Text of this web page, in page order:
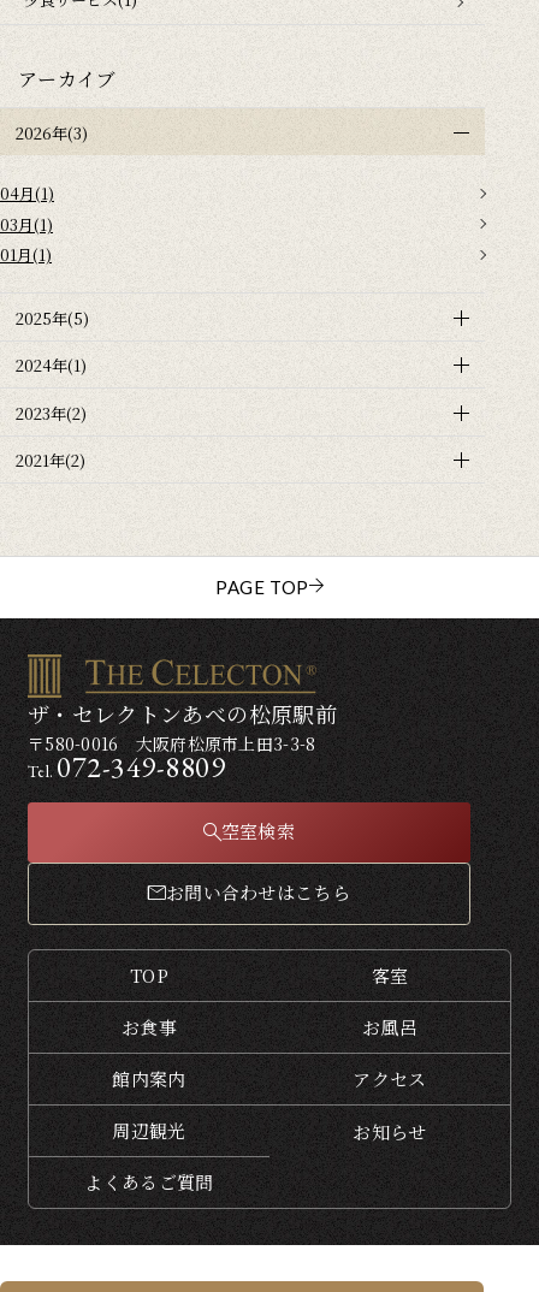
アーカイブ
2026年(3)
04月(1)
03月(1)
01月(1)
2025年(5)
2024年(1)
2023年(2)
2021年(2)
PAGE TOP
ザ・セレクトンあべの松原駅前
〒580-0016 大阪府松原市上田3-3-8
Tel.072-349-8809
空室検索
お問い合わせはこちら
TOP 客室
お食事 お風呂
館内案内 アクセス
周辺観光 お知らせ
よくあるご質問